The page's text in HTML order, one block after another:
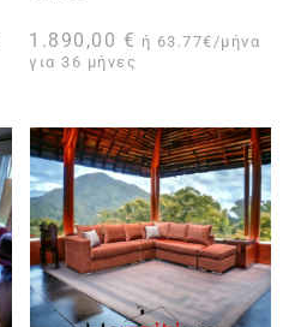
1.890,00 € ή 63.77€/μήνα
για 36 μήνες